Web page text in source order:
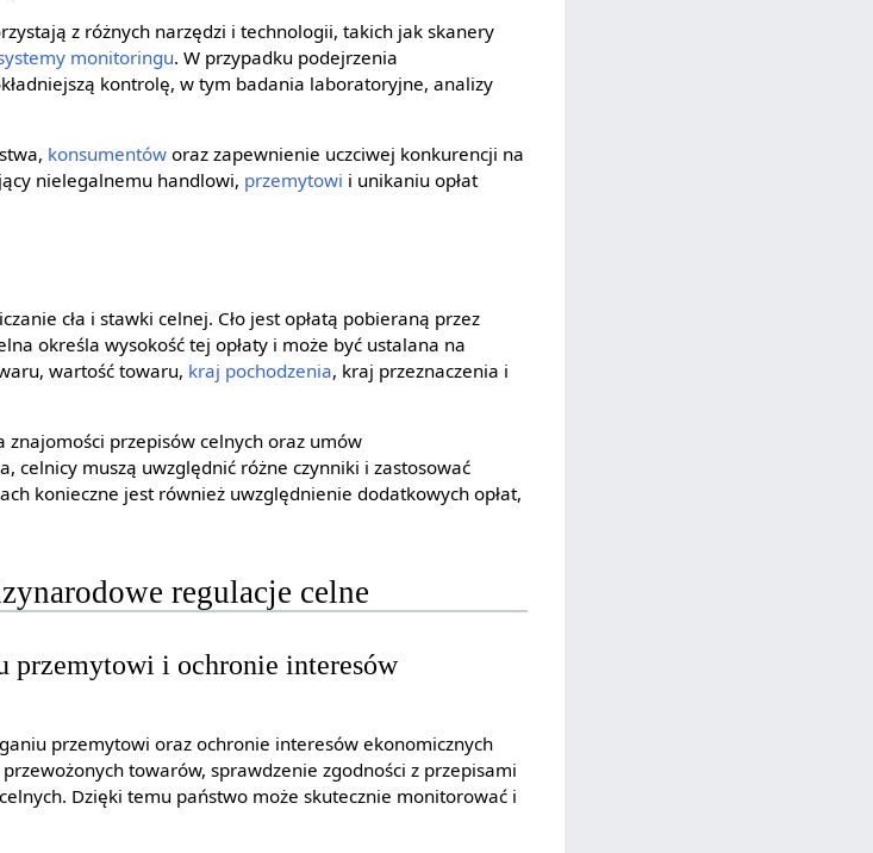
z różnych narzędzi i technologii, takich jak skanery
monitoringu. W przypadku podejrzenia
kontrolę, w tym badania laboratoryjne, analizy
konsumentów oraz zapewnienie uczciwej konkurencji na
nielegalnemu handlowi, przemytowi i unikaniu opłat
cła i stawki celnej. Cło jest opłatą pobieraną przez
określa wysokość tej opłaty i może być ustalana na
wartość towaru, kraj pochodzenia, kraj przeznaczenia i
znajomości przepisów celnych oraz umów
celnicy muszą uwzględnić różne czynniki i zastosować
konieczne jest również uwzględnienie dodatkowych opłat,
regulacje celne
przemytowi i ochronie interesów
przemytowi oraz ochronie interesów ekonomicznych
towarów, sprawdzenie zgodności z przepisami
Dzięki temu państwo może skutecznie monitorować i